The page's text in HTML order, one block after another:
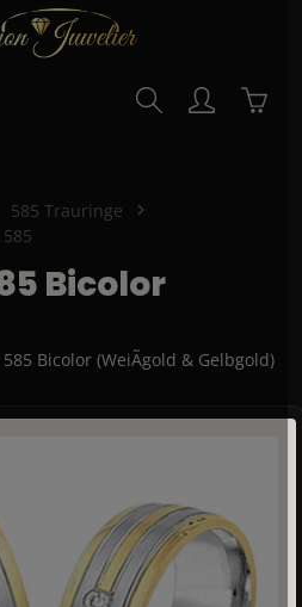
585 Trauringe
Bicolor
Bicolor (WeiÃgold & Gelbgold)